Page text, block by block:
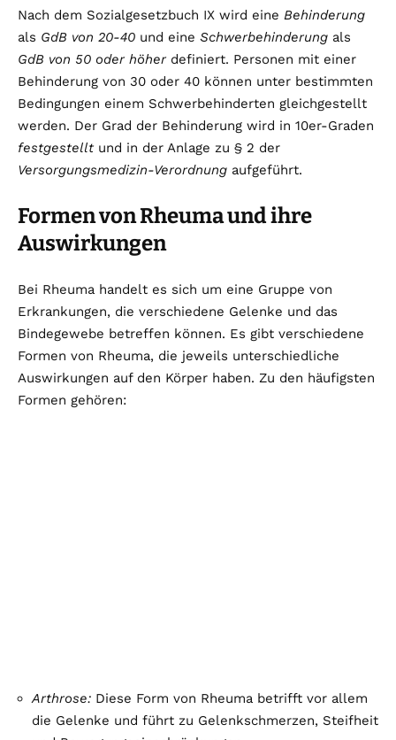
Nach dem Sozialgesetzbuch IX wird eine Behinderung
als GdB von 20-40 und eine Schwerbehinderung als
GdB von 50 oder höherdefiniert. Personen mit einer
Behinderung von 30 oder 40 können unter bestimmten
Bedingungen einem Schwerbehinderten gleichgestellt
werden. Der Grad der Behinderung wird in 10er-Graden
festgestellt und in der Anlage zu § 2 der
Versorgungsmedizin-Verordnung aufgeführt.
Formen von Rheuma und ihre
Auswirkungen
Bei Rheuma handelt es sich um eine Gruppe von
Erkrankungen, die verschiedene Gelenke und das
Bindegewebe betreffen können. Es gibt verschiedene
Formen von Rheuma, die jeweils unterschiedliche
Auswirkungen auf den Körper haben. Zu den häufigsten
Formen gehören:
Arthrose: Diese Form von Rheuma betrifft vor allem
die Gelenke und führt zu Gelenkschmerzen, Steifheit